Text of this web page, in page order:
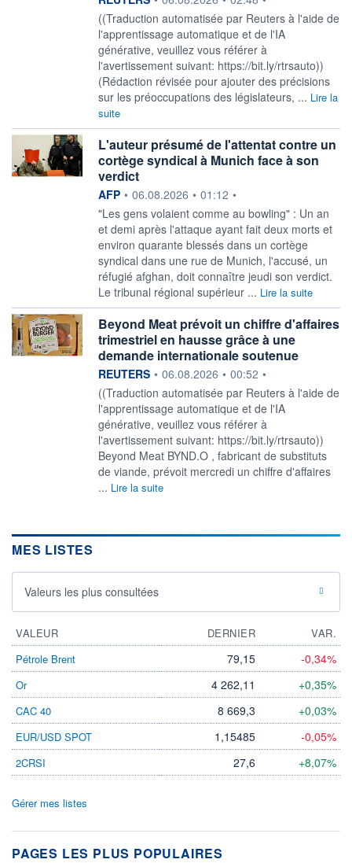
((Traduction automatisée par Reuters à l'aide de
l'apprentissage automatique et de l'IA
générative, veuillez vous référer à
l'avertissement suivant: https://bit.ly/rtrsauto))
(Rédaction révisée pour ajouter des précisions
sur les préoccupations des législateurs, ... Lire la
suite
L'auteur présumé de l'attentat contre un
cortège syndical à Munich face à son
verdict
information fournie par
AFP • 06.08.2026 • 01:12 •
"Les gens volaient comme au bowling" : Un an
et demi après l'attaque ayant fait deux morts et
environ quarante blessés dans un cortège
syndical dans une rue de Munich, l'accusé, un
réfugié afghan, doit connaître jeudi son verdict.
Le tribunal régional supérieur ... Lire la suite
Beyond Meat prévoit un chiffre d'affaires
trimestriel en hausse grâce à une
demande internationale soutenue
information fournie par
REUTERS • 06.08.2026 • 00:52 •
((Traduction automatisée par Reuters à l'aide de
l'apprentissage automatique et de l'IA
générative, veuillez vous référer à
l'avertissement suivant: https://bit.ly/rtrsauto))
Beyond Meat BYND.O , fabricant de substituts
de viande, prévoit mercredi un chiffre d'affaires
... Lire la suite
MES LISTES
Valeurs les plus consultées
VALEUR DERNIER
VAR.
Pétrole Brent
79,15 -0,34%
Or 4 262,11 +0,35%
CAC 40 8 669,3 +0,03%
EUR/USD SPOT 1,15485 -0,05%
2CRSI 27,6 +8,07%
Gérer mes listes
PAGES LES PLUS POPULAIRES